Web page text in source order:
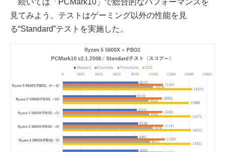
続いては「PCMark10」で総合的なパフォーマンスを
見てみよう。テストはゲーミング以外の性能を見
る“Standard”テストを実施した。